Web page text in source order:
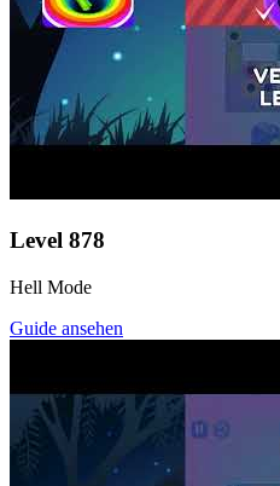
Level 878
Hell Mode
Guide ansehen